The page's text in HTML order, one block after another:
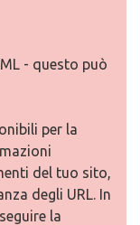
- questo può
per la
del tuo sito,
degli URL. In
la